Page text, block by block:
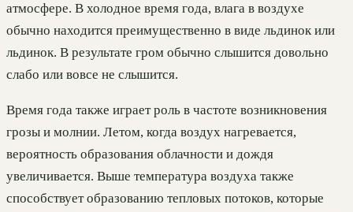
атмосфере. В холодное время года, влага в воздухе
обычно находится преимущественно в виде льдинок или
льдинок. В результате гром обычно слышится довольно
слабо или вовсе не слышится.
Время года также играет роль в частоте возникновения
грозы и молнии. Летом, когда воздух нагревается,
вероятность образования облачности и дождя
увеличивается. Выше температура воздуха также
способствует образованию тепловых потоков, которые